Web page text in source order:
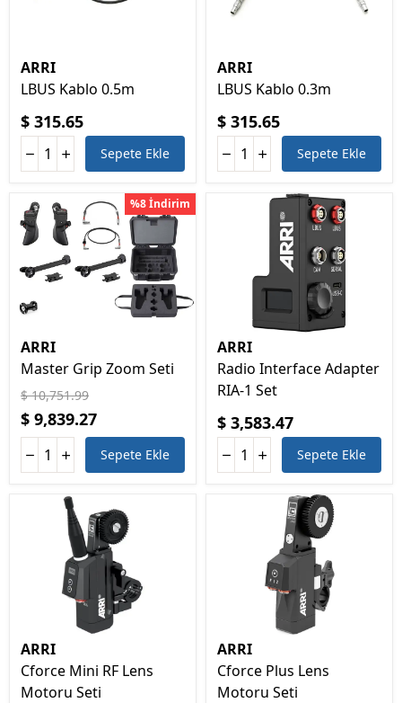
ARRI
LBUS Kablo 0.5m
$ 315.65
Sepete Ekle
ARRI
LBUS Kablo 0.3m
$ 315.65
Sepete Ekle
%8 İndirim
ARRI
Master Grip Zoom Seti
$ 10,751.99
$ 9,839.27
Sepete Ekle
ARRI
Radio Interface Adapter
RIA-1 Set
$ 3,583.47
Sepete Ekle
ARRI
Cforce Mini RF Lens
Motoru Seti
ARRI
Cforce Plus Lens
Motoru Seti